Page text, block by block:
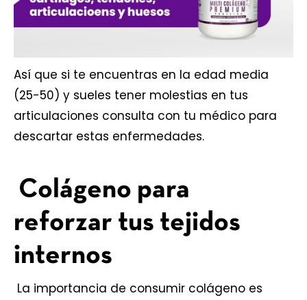
Así que si te encuentras en la edad media
(25-50) y sueles tener molestias en tus
articulaciones consulta con tu médico para
descartar estas enfermedades.
Colágeno para
reforzar tus tejidos
internos
La importancia de consumir colágeno es